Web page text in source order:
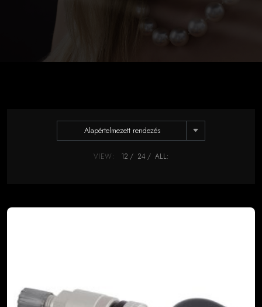
Alapértelmezett rendezés
VIEW: 12 24 ALL: